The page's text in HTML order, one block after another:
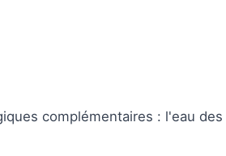
complémentaires : l'eau des